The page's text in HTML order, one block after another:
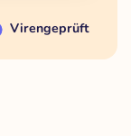
Virengeprüft